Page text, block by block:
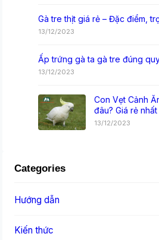
Gà tre thịt giá rẻ – Đặc điểm,
13/12/2023
Ấp trứng gà ta gà tre đúng
13/12/2023
Con Vẹt Cảnh
đâu? Giá rẻ
13/12/2023
Categories
Hướng dẫn
Kiến thức